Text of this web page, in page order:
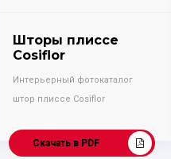
Шторы плиссе
Cosiflor
Интерьерный фотокаталог
штор плиссе Cosiflor
Скачать в PDF